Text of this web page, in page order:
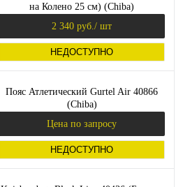
на Колено 25 см) (Chiba)
2 340 руб. / шт
НЕДОСТУПНО
Пояс Атлетический Gurtel Air 40866
(Chiba)
Цена по запросу
НЕДОСТУПНО